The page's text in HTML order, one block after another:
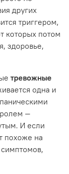
других
триггером,
которых потом
здоровье,
тревожные
одна и
—
И если
похоже на